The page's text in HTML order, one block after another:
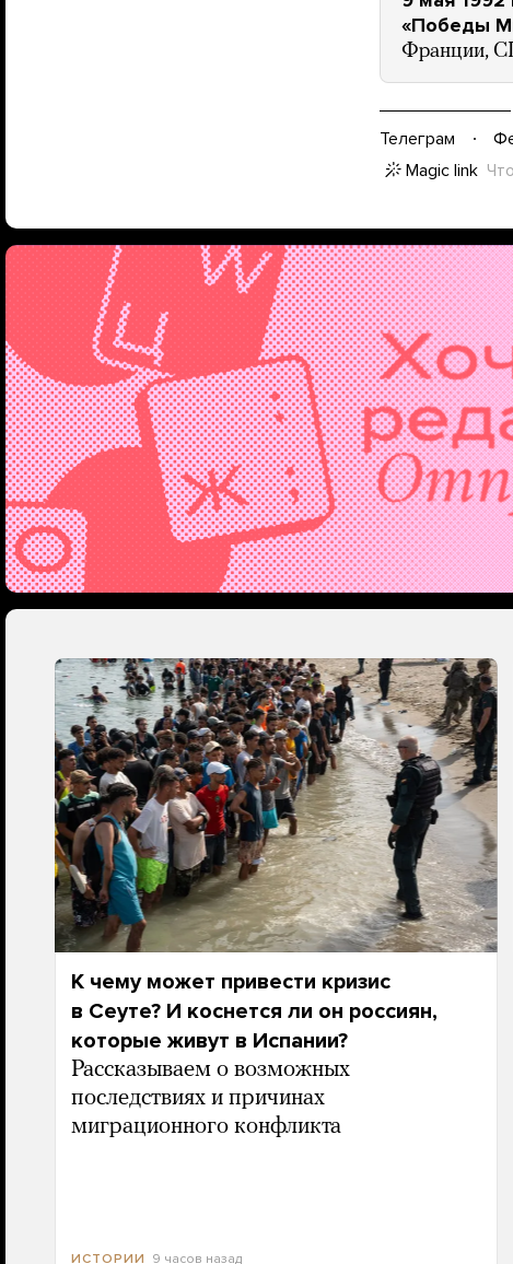
«Победы
Франции,
Телеграм
Magic link
К чему может привести кризис
в Сеуте? И коснется ли он россиян,
которые живут в Испании?
Рассказываем о возможных
последствиях и причинах
миграционного конфликта
ИСТОРИИ 9 часов назад